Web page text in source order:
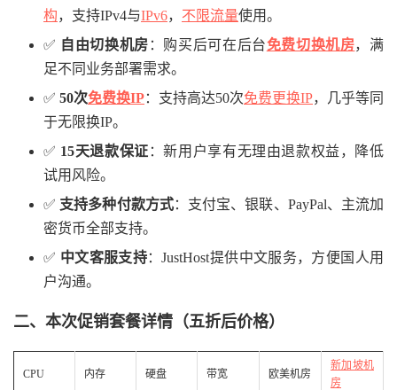
构，支持IPv4与IPv6， 不限流量使用。
✅ 自由切换机房 ：购买后可在后台免费切换机房，满
足不同业务部署需求。
✅ 50次免费换IP：支持高达50次免费更换IP，几乎等同
于无限换IP。
✅ 15天退款保证 ：新用户享有无理由退款权益，降低
试用风险。
✅ 支持多种付款方式：支付宝、银联、PayPal、主流加
密货币全部支持。
✅ 中文客服支持：JustHost提供中文服务，方便国人用
户沟通。
二、本次促销套餐详情（五折后价格）
CPU 内存 硬盘 带宽 欧美机房
新加坡机
房